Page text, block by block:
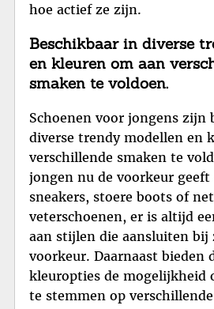
hoe actief ze zijn.
Beschikbaar in diverse
en kleuren om aan
smaken te voldoen.
Schoenen voor jongens zijn
diverse trendy modellen en
verschillende smaken te
jongen nu de voorkeur geeft
sneakers, stoere boots of
veterschoenen, er is altijd
aan stijlen die aansluiten bij
voorkeur. Daarnaast bieden
kleuropties de mogelijkheid
te stemmen op